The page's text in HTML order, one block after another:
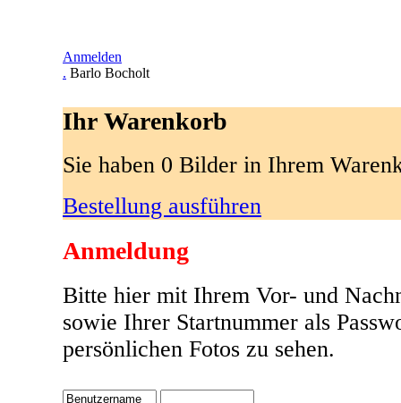
Anmelden
. Barlo Bocholt
Ihr Warenkorb
Sie haben 0 Bilder in Ihrem
Bestellung ausführen
Anmeldung
Bitte hier mit Ihrem Vor- und
sowie Ihrer Startnummer als
persönlichen Fotos zu sehen.